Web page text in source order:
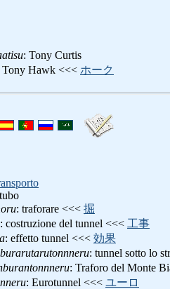
: Tony Curtis
Tony Hawk <<< ホーク
: traforare <<< 掘
: costruzione del tunnel <<< 工事
: effetto tunnel <<< 効果
: tunnel sotto lo
: Traforo del Monte
: Eurotunnel <<< ユーロ